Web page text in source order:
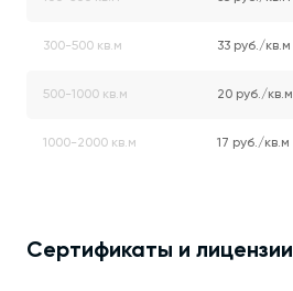
300-500 кв.м 33 руб./кв.м
500-1000 кв.м 20 руб./кв.м
1000-2000 кв.м 17 руб./кв.м
Сертификаты и лицензии